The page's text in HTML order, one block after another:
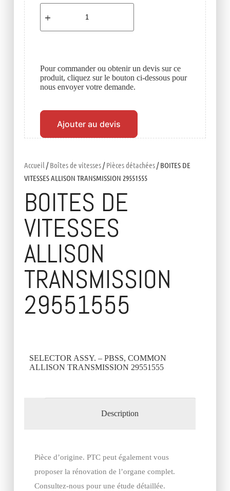
Accueil /Boîtes de vitesses/Pièces détachées/ BOITES DE
VITESSES ALLISON TRANSMISSION 29551555
BOITES DE
VITESSES
ALLISON
TRANSMISSION
29551555
SELECTOR ASSY. – PBSS, COMMON
ALLISON TRANSMISSION 29551555
Description
Pièce d’origine. PTC peut également vous
proposer la rénovation de l’organe complet.
Consultez-nous pour une étude détaillée.
Pour commander ou obtenir un devis sur ce
produit, cliquez sur le bouton ci-dessous pour
nous envoyer votre demande.
Ajouter au devis